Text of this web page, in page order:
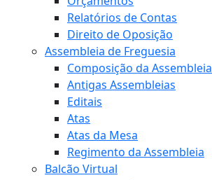
Relatórios de Contas
Direito de Oposição
Assembleia de Freguesia
Composição da Assembleia
Antigas Assembleias
Editais
Atas
Atas da Mesa
Regimento da Assembleia
Balcão Virtual